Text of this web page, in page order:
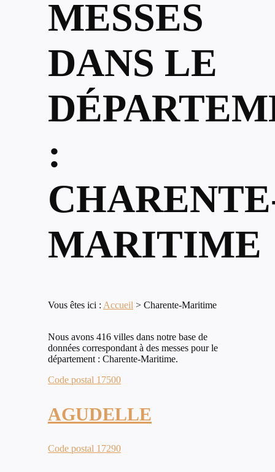
MESSES
DANS LE
:
MARITIME
Vous êtes ici : Accueil > Charente-Maritime
Nous avons 416 villes dans notre base de
données correspondant à des messes pour le
département : Charente-Maritime.
Code postal 17500
AGUDELLE
Code postal 17290